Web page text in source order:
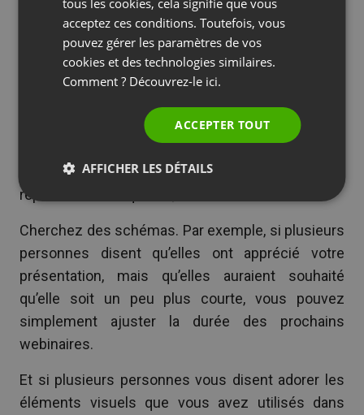
événements et à stimuler l’engagement pendant
vos diffusions en direct.
5. Évaluez le feedback que vous
Une fois que vous commencez à recevoir des
réponses aux enquêtes, vous devez les évaluer.
Cherchez des schémas. Par exemple, si plusieurs
personnes disent qu’elles ont apprécié votre
présentation, mais qu’elles auraient souhaité
qu’elle soit un peu plus courte, vous pouvez
simplement ajuster la durée des prochains
webinaires.
Et si plusieurs personnes vous disent adorer les
éléments visuels que vous avez utilisés dans
PORTUGUESE
tous les cookies, cela signifie que vous
acceptez ces conditions. Toutefois, vous
pouvez gérer les paramètres de vos
cookies et des technologies similaires.
Comment ? Découvrez-le ici.
ACCEPTER TOUT
AFFICHER LES DÉTAILS